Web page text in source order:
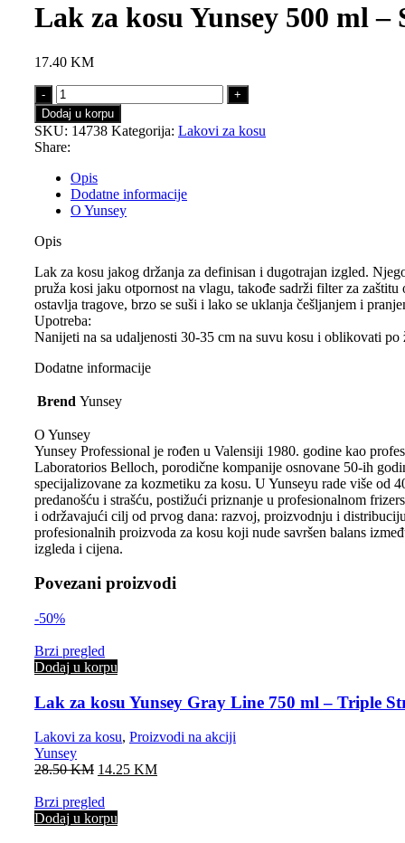
Lak za kosu Yunsey 500 ml –
17.40 KM
Dodaj u korpu
SKU: 14738 Kategorija: Lakovi za kosu
Share:
Opis
Dodatne informacije
O Yunsey
Opis
Lak za kosu jakog držanja za definisan i dugotrajan izgled.
pruža kosi jaku otpornost na vlagu, takođe sadrži filter za zaštitu
ostavlja tragove, brzo se suši i lako se uklanja češljanjem i
Upotreba:
Nanijeti na sa udaljenosti 30-35 cm na suvu kosu i oblikovati po
Dodatne informacije
Brend Yunsey
O Yunsey
Yunsey Professional je rođen u Valensiji 1980. godine kao
Laboratorios Belloch, porodične kompanije osnovane 50-ih
specijalizovane za kozmetiku za kosu. U Yunseyu rade više od
predanošću i strašću, postižući priznanje u profesionalnom
i održavajući cilj od prvog dana: razvoj, proizvodnju i
profesionalnih proizvoda za kosu koji nude savršen balans
izgleda i cijena.
Povezani proizvodi
-50%
Brzi pregled
Dodaj u korpu
Lak za kosu Yunsey Gray Line 750 ml – Triple
Lakovi za kosu, Proizvodi na akciji
Yunsey
28.50KM 14.25 KM
Brzi pregled
Dodaj u korpu